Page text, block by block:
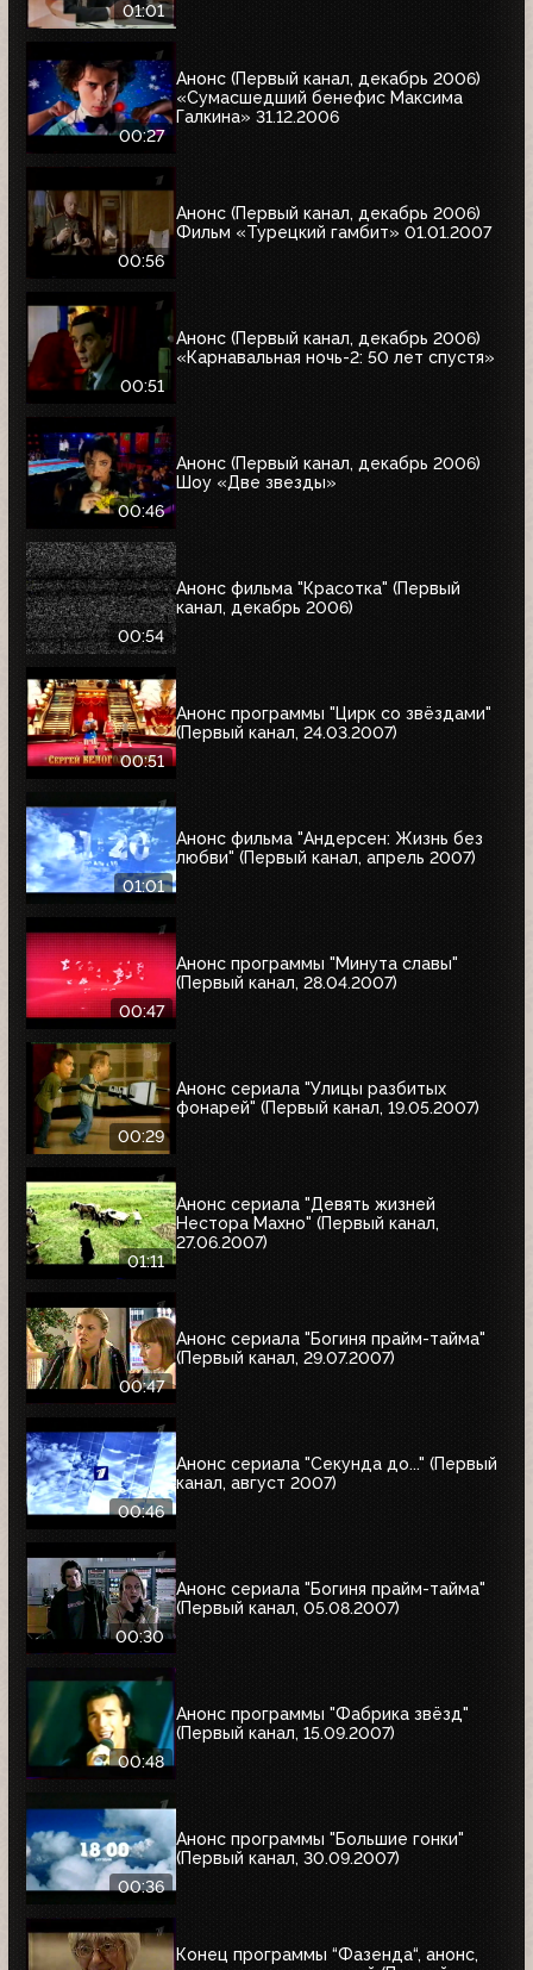
01:01
00:27
Анонс (Первый канал, декабрь 2006)
«Сумасшедший бенефис Максима
Галкина» 31.12.2006
00:56
Анонс (Первый канал, декабрь 2006)
Фильм «Турецкий гамбит» 01.01.2007
00:51
Анонс (Первый канал, декабрь 2006)
«Карнавальная ночь-2: 50 лет спустя»
00:46
Анонс (Первый канал, декабрь 2006)
Шоу «Две звезды»
00:54
Анонс фильма "Красотка" (Первый
канал, декабрь 2006)
00:51
Анонс программы "Цирк со звёздами"
(Первый канал, 24.03.2007)
01:01
Анонс фильма "Андерсен: Жизнь без
любви" (Первый канал, апрель 2007)
00:47
Анонс программы "Минута славы"
(Первый канал, 28.04.2007)
00:29
Анонс сериала "Улицы разбитых
фонарей" (Первый канал, 19.05.2007)
01:11
Анонс сериала "Девять жизней
Нестора Махно" (Первый канал,
27.06.2007)
00:47
Анонс сериала "Богиня прайм-тайма"
(Первый канал, 29.07.2007)
00:46
Анонс сериала "Секунда до..." (Первый
канал, август 2007)
00:30
Анонс сериала "Богиня прайм-тайма"
(Первый канал, 05.08.2007)
00:48
Анонс программы "Фабрика звёзд"
(Первый канал, 15.09.2007)
00:36
Анонс программы "Большие гонки"
(Первый канал, 30.09.2007)
Конец программы “Фазенда“, анонс,